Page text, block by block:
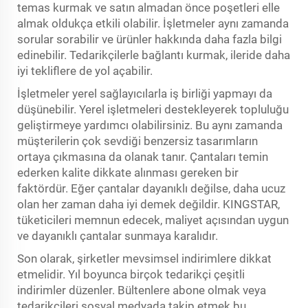
temas kurmak ve satın almadan önce poşetleri elle
almak oldukça etkili olabilir. İşletmeler aynı zamanda
sorular sorabilir ve ürünler hakkında daha fazla bilgi
edinebilir. Tedarikçilerle bağlantı kurmak, ileride daha
iyi tekliflere de yol açabilir.
İşletmeler yerel sağlayıcılarla iş birliği yapmayı da
düşünebilir. Yerel işletmeleri destekleyerek topluluğu
geliştirmeye yardımcı olabilirsiniz. Bu aynı zamanda
müşterilerin çok sevdiği benzersiz tasarımların
ortaya çıkmasına da olanak tanır. Çantaları temin
ederken kalite dikkate alınması gereken bir
faktördür. Eğer çantalar dayanıklı değilse, daha ucuz
olan her zaman daha iyi demek değildir. KINGSTAR,
tüketicileri memnun edecek, maliyet açısından uygun
ve dayanıklı çantalar sunmaya karalıdır.
Son olarak, şirketler mevsimsel indirimlere dikkat
etmelidir. Yıl boyunca birçok tedarikçi çeşitli
indirimler düzenler. Bültenlere abone olmak veya